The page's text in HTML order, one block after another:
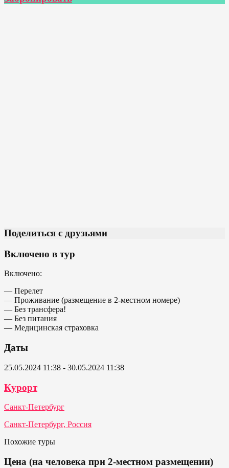
Поделиться с друзьями
Включено в тур
Включено:
— Перелет
— Проживание (размещение в 2-местном номере)
— Без трансфера!
— Без питания
— Медицинская страховка
Даты
25.05.2024 11:38 - 30.05.2024 11:38
Курорт
Санкт-Петербург
Санкт-Петербург, Россия
Похожие туры
Цена (на человека при 2-местном размещении)